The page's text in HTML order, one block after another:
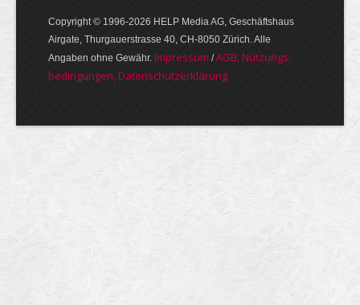
Copyright © 1996-2026 HELP Media AG, Geschäftshaus
Airgate, Thurgauer­strasse 40, CH-8050 Zürich. Alle
Angaben ohne Gewähr. Im­pres­sum /AGB, Nut­zungs­
bedin­gungen, Daten­schutz­er­klärung